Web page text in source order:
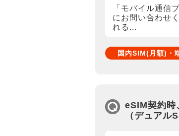
「モバイル通信
にお問い合わせ
れる...
国内SIM(月額)・
eSIM契約時
（デュアル